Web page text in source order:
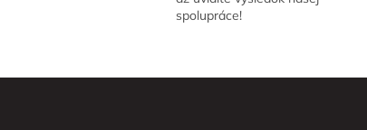
spolupráce!